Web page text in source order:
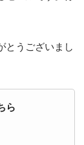
とうございまし
ら